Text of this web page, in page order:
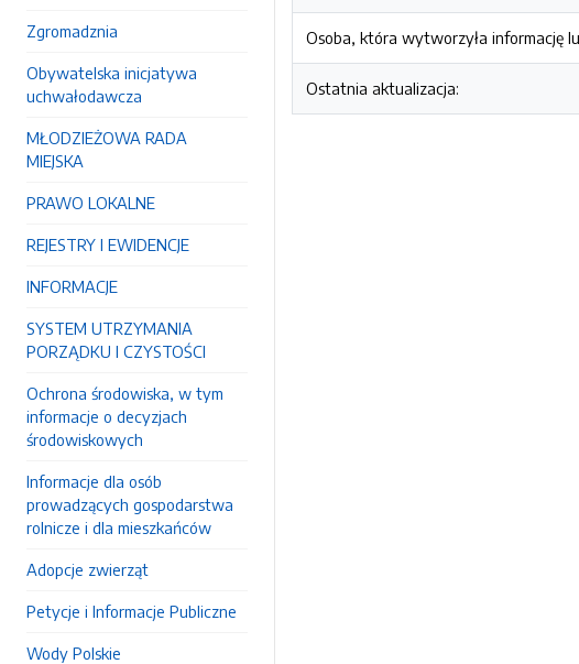
Zgromadznia
Obywatelska inicjatywa
uchwałodawcza
MŁODZIEŻOWA RADA
MIEJSKA
PRAWO LOKALNE
REJESTRY I EWIDENCJE
INFORMACJE
SYSTEM UTRZYMANIA
PORZĄDKU I CZYSTOŚCI
Ochrona środowiska, w tym
informacje o decyzjach
środowiskowych
Informacje dla osób
prowadzących gospodarstwa
rolnicze i dla mieszkańców
Adopcje zwierząt
Petycje i Informacje Publiczne
Wody Polskie
Osoba, która wytworzyła informację
Ostatnia aktualizacja: